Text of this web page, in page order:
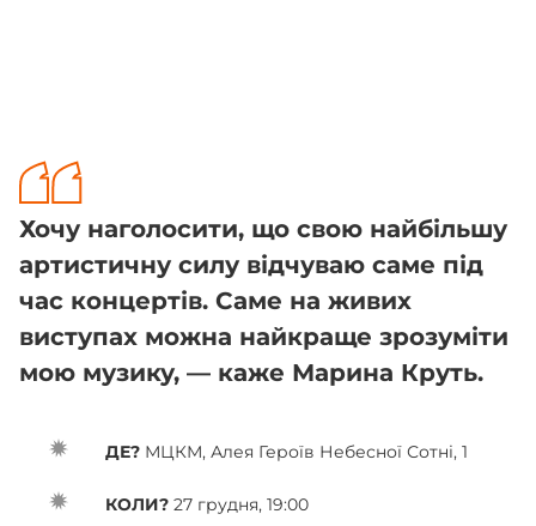
Хочу наголосити, що свою найбільшу
артистичну силу відчуваю саме під
час концертів. Саме на живих
виступах можна найкраще зрозуміти
мою музику, — каже Марина Круть.
ДЕ? МЦКМ, Алея Героїв Небесної Сотні, 1
КОЛИ? 27 грудня, 19:00